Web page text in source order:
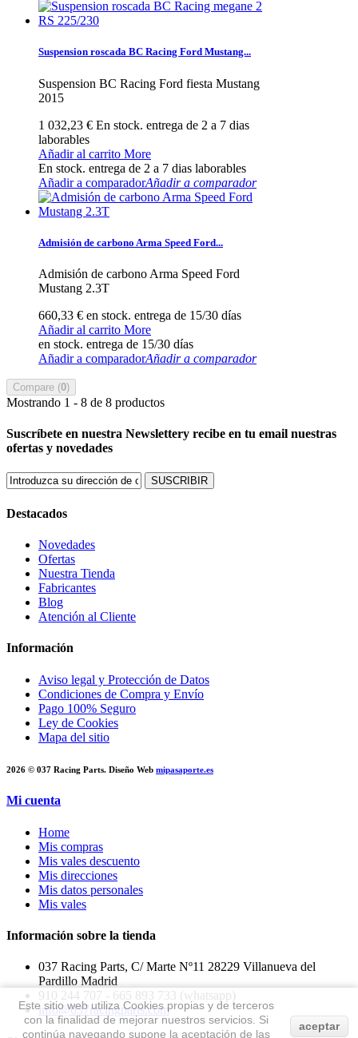
Suspension roscada BC Racing Ford Mustang...
Suspension BC Racing Ford fiesta Mustang
2015
1 032,23 € En stock. entrega de 2 a 7 dias
laborables
Añadir al carrito More
En stock. entrega de 2 a 7 dias laborables
Añadir a comparadorAñadir a comparador
Admisión de carbono Arma Speed Ford...
Admisión de carbono Arma Speed Ford
Mustang 2.3T
660,33 € en stock. entrega de 15/30 días
Añadir al carrito More
en stock. entrega de 15/30 días
Añadir a comparadorAñadir a comparador
Compare (0)
Mostrando 1 - 8 de 8 productos
Suscríbete en nuestra Newslettery recibe en tu email nuestras
ofertas y novedades
SUSCRIBIR
Destacados
Novedades
Ofertas
Nuestra Tienda
Fabricantes
Blog
Atención al Cliente
Información
Aviso legal y Protección de Datos
Condiciones de Compra y Envío
Pago 100% Seguro
Ley de Cookies
Mapa del sitio
2026 © 037 Racing Parts. Diseño Web mipasaporte.es
Mi cuenta
Home
Mis compras
Mis vales descuento
Mis direcciones
Mis datos personales
Mis vales
Información sobre la tienda
037 Racing Parts, C/ Marte Nº11 28229 Villanueva del
Pardillo Madrid
910 244 707 - 665 893 733 (whatsapp)
info@037racingparts.com
Este sitio web utiliza Cookies propias y de terceros
con la finalidad de mejorar nuestros servicios. Si
continúa navegando supone la aceptación de las
aceptar